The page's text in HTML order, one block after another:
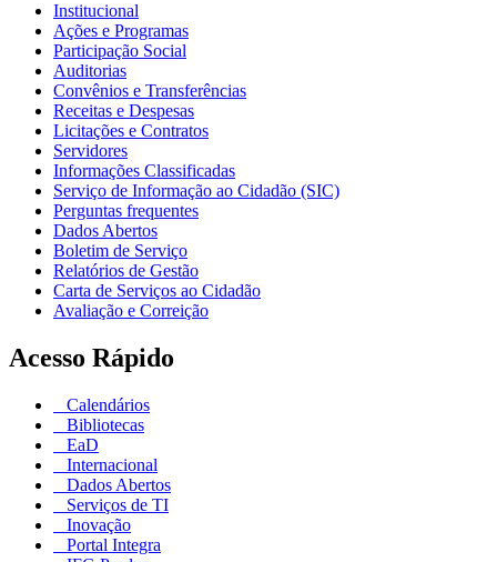
Institucional
Ações e Programas
Participação Social
Auditorias
Convênios e Transferências
Receitas e Despesas
Licitações e Contratos
Servidores
Informações Classificadas
Serviço de Informação ao Cidadão (SIC)
Perguntas frequentes
Dados Abertos
Boletim de Serviço
Relatórios de Gestão
Carta de Serviços ao Cidadão
Avaliação e Correição
Acesso Rápido
Calendários
Bibliotecas
EaD
Internacional
Dados Abertos
Serviços de TI
Inovação
Portal Integra